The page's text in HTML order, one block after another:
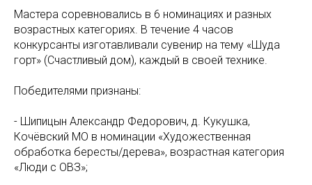
Мастера соревновались в 6 номинациях и разных
возрастных категориях. В течение 4 часов
конкурсанты изготавливали сувенир на тему «Шуда
горт» (Счастливый дом), каждый в своей технике.
Победителями признаны:
- Шипицын Александр Федорович, д. Кукушка,
Кочёвский МО в номинации «Художественная
обработка бересты/дерева», возрастная категория
«Люди с ОВЗ»;